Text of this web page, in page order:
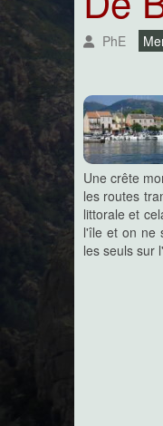
30 km de
tant sont
zones pour
De
estivaux de
à Calvi et
Elle n'est
littorale...
PhE
Une crête
les routes
littorale et
l'île et on ne
les seuls sur